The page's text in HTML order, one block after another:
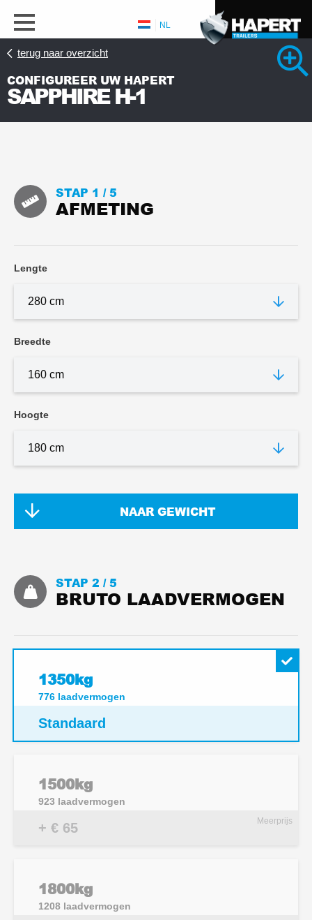
Terug
Garantie
Terug
Beleef ons
verhaal
Terug
Tips
NL
SAPPHIRE H-1
CONFIGUREER UW HAPERT
terug naar overzicht
AFMETING
STAP 1 / 5
Lengte
Breedte
Hoogte
NAAR GEWICHT
BRUTO LAADVERMOGEN
STAP 2 / 5
1350kg
776 laadvermogen
Standaard
1500kg
923 laadvermogen
+ € 65 Meerprijs
1800kg
1208 laadvermogen